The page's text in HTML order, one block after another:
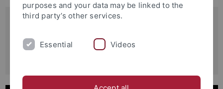
Maschinelles Lernen:
Neue Perspektiven für die
purposes and your data may be linked to the
third party’s other services.
Essential Videos